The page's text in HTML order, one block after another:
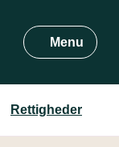
Menu
Rettigheder